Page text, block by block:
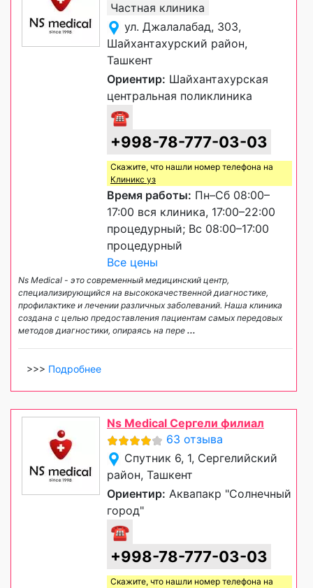
Частная клиника
ул. Джалалабад, 303,
Шайхантахурский район,
Ташкент
Ориентир: Шайхантахурская
центральная поликлиника
☎
+998-78-777-03-03
Скажите, что нашли номер телефона на
Клиникс уз
Время работы: Пн–Сб 08:00–
17:00 вся клиника, 17:00–22:00
процедурный; Вс 08:00–17:00
процедурный
Все цены
Ns Medical - это современный медицинский центр,
специализирующийся на высококачественной диагностике,
профилактике и лечении различных заболеваний. Наша клиника
создана с целью предоставления пациентам самых передовых
методов диагностики, опираясь на пере ...
>>> Подробнее
Ns Medical Сергели филиал
63 отзыва
Спутник 6, 1, Сергелийский
район, Ташкент
Ориентир: Аквапакр "Солнечный
город"
☎
+998-78-777-03-03
Скажите, что нашли номер телефона на